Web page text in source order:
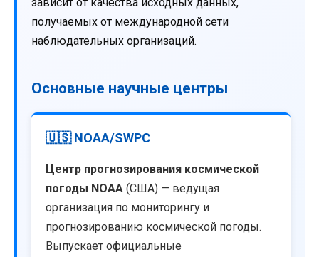
получаемых от международной сети
наблюдательных организаций.
Основные научные центры
🇺🇸 NOAA/SWPC
Центр прогнозирования космической
погоды NOAA (США) — ведущая
организация по мониторингу и
прогнозированию космической погоды.
Выпускает официальные